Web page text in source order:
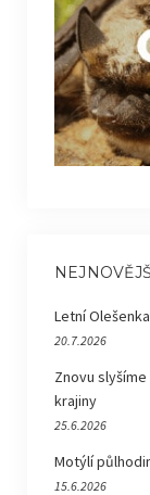
Letní
20.7.2026
Znovu
krajiny
25.6.2026
Motýlí
15.6.2026